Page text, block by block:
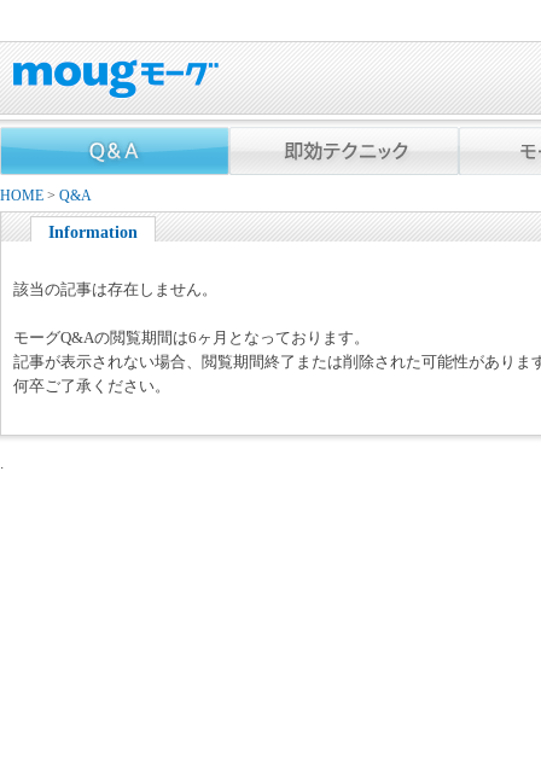
HOME > Q&A
Information
該当の記事は存在しません。
モーグQ&Aの閲覧期間は6ヶ月となっております。
記事が表示されない場合、閲覧期間終了または削除された可能性がありま
何卒ご了承ください。